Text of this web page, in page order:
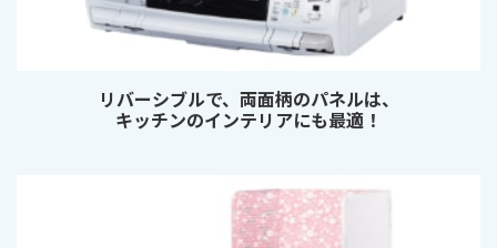
リバーシブルで、両面柄のパネルは、
キッチンのインテリアにも最適！